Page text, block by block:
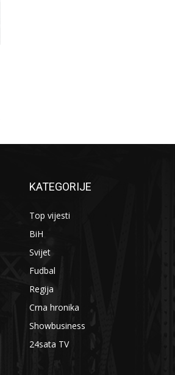
KATEGORIJE
Top vijesti
BiH
Svijet
Fudbal
Regija
Crna hronika
Showbusiness
24sata TV